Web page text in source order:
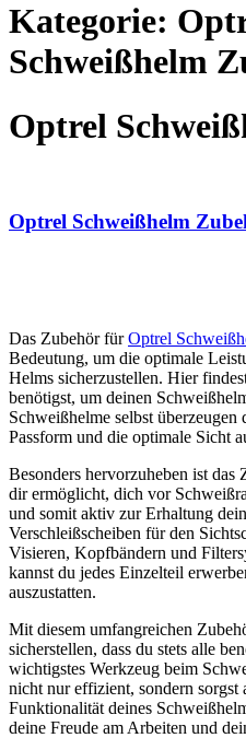
Kategorie:
Schweißhelm
Optrel
Optrel Schweißhelm
Das Zubehör fürOptrel
Bedeutung, um die optimale
Helms sicherzustellen. Hier
benötigst, um deinen
Schweißhelme selbst
Passform und die optimale Sicht
Besonders hervorzuheben ist
dir ermöglicht, dich vor
und somit aktiv zur Erhaltung
Verschleißscheiben für den
Visieren, Kopfbändern und
kannst du jedes Einzelteil
auszustatten.
Mit diesem umfangreichen
sicherstellen, dass du stets alle
wichtigstes Werkzeug beim
nicht nur effizient, sondern
Funktionalität deines
deine Freude am Arbeiten und